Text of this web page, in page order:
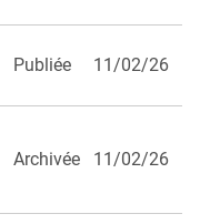
Publiée 11/02/26
Archivée 11/02/26